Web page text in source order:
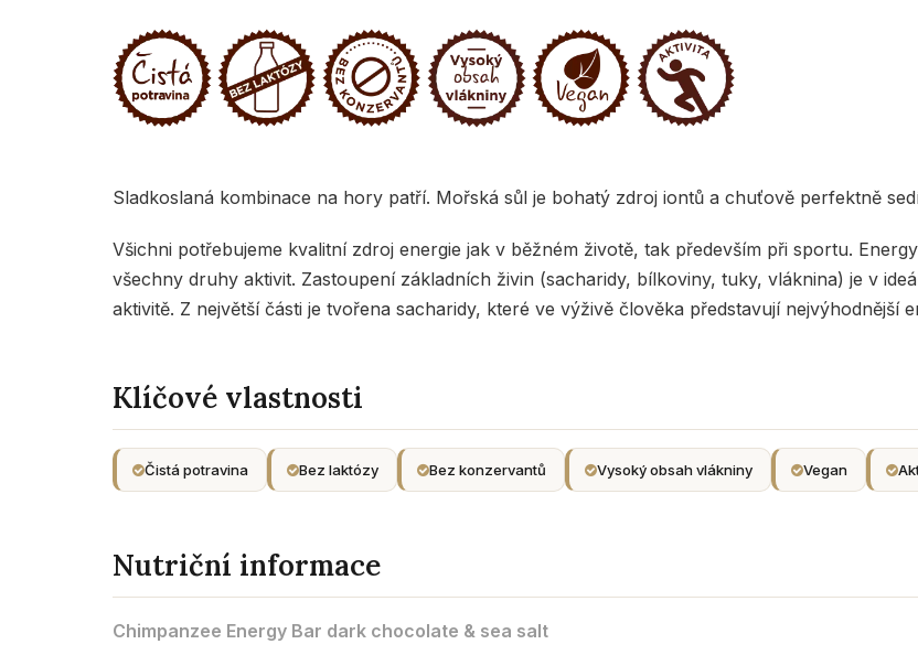
Sladkoslaná kombinace na hory patří. Mořská sůl je bohatý zdroj iontů a chuťově perfektně
Všichni potřebujeme kvalitní zdroj energie jak v běžném životě, tak především při sportu.
všechny druhy aktivit. Zastoupení základních živin (sacharidy, bílkoviny, tuky, vláknina) je v
aktivitě. Z největší části je tvořena sacharidy, které ve výživě člověka představují nejvýhodnější
Klíčové vlastnosti
Čistá potravina Bez laktózy Bez konzervantů Vysoký obsah vlákniny Vegan
Nutriční informace
Chimpanzee Energy Bar dark chocolate & sea salt